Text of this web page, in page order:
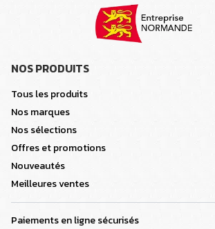
NOS PRODUITS
Tous les produits
Nos marques
Nos sélections
Offres et promotions
Nouveautés
Meilleures ventes
Paiements en ligne sécurisés